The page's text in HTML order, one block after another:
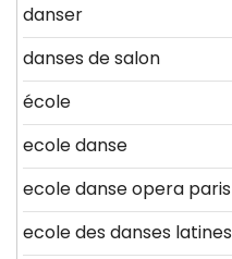
danser
danses de salon
école
ecole danse
ecole danse opera paris
ecole des danses latines